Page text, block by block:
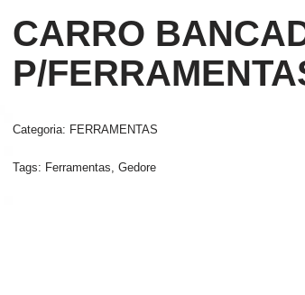
CARRO
P/
Categoria: FERRAMENTAS
Tags: Ferramentas ,Gedore